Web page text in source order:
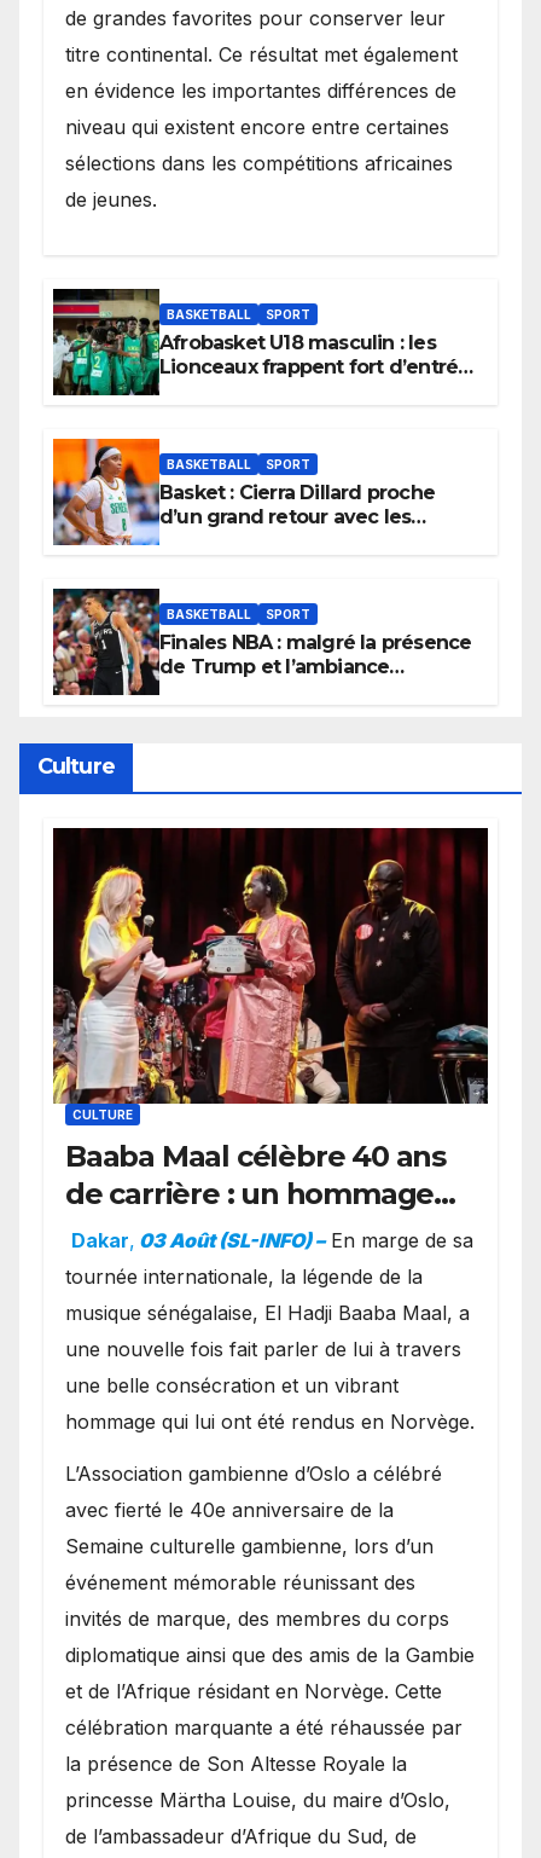
de grandes favorites pour conserver leur
titre continental. Ce résultat met également
en évidence les importantes différences de
niveau qui existent encore entre certaines
sélections dans les compétitions africaines
de jeunes.
BASKETBALL SPORT
Afrobasket U18 masculin : les
Lionceaux frappent fort d’entrée
BASKETBALL SPORT
Basket : Cierra Dillard proche
d’un grand retour avec les
BASKETBALL SPORT
Finales NBA : malgré la présence
de Trump et l’ambiance
Culture
CULTURE
Baaba Maal célèbre 40 ans
de carrière : un hommage
exceptionnel à Oslo en
présence de la famille
royale.
Dakar, 03 Août (SL-INFO) – ​En marge de sa
tournée internationale, la légende de la
musique sénégalaise, El Hadji Baaba Maal, a
une nouvelle fois fait parler de lui à travers
une belle consécration et un vibrant
hommage qui lui ont été rendus en Norvège.
​L’Association gambienne d’Oslo a célébré
avec fierté le 40e anniversaire de la
Semaine culturelle gambienne, lors d’un
événement mémorable réunissant des
invités de marque, des membres du corps
diplomatique ainsi que des amis de la Gambie
et de l’Afrique résidant en Norvège. Cette
célébration marquante a été réhaussée par
la présence de Son Altesse Royale la
princesse Märtha Louise, du maire d’Oslo,
de l’ambassadeur d’Afrique du Sud, de